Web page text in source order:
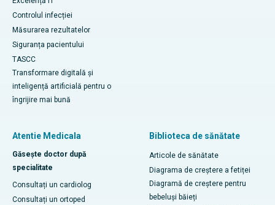
Controlul infecției
Măsurarea rezultatelor
Siguranța pacientului
TASCC
Transformare digitală și
inteligență artificială pentru o
îngrijire mai bună
Atentie Medicala
Găsește doctor după
specialitate
Consultați un cardiolog
Consultați un ortoped
Biblioteca de sănătate
Articole de sănătate
Diagrama de creștere a fetiței
Diagramă de creștere pentru
bebeluși băieți